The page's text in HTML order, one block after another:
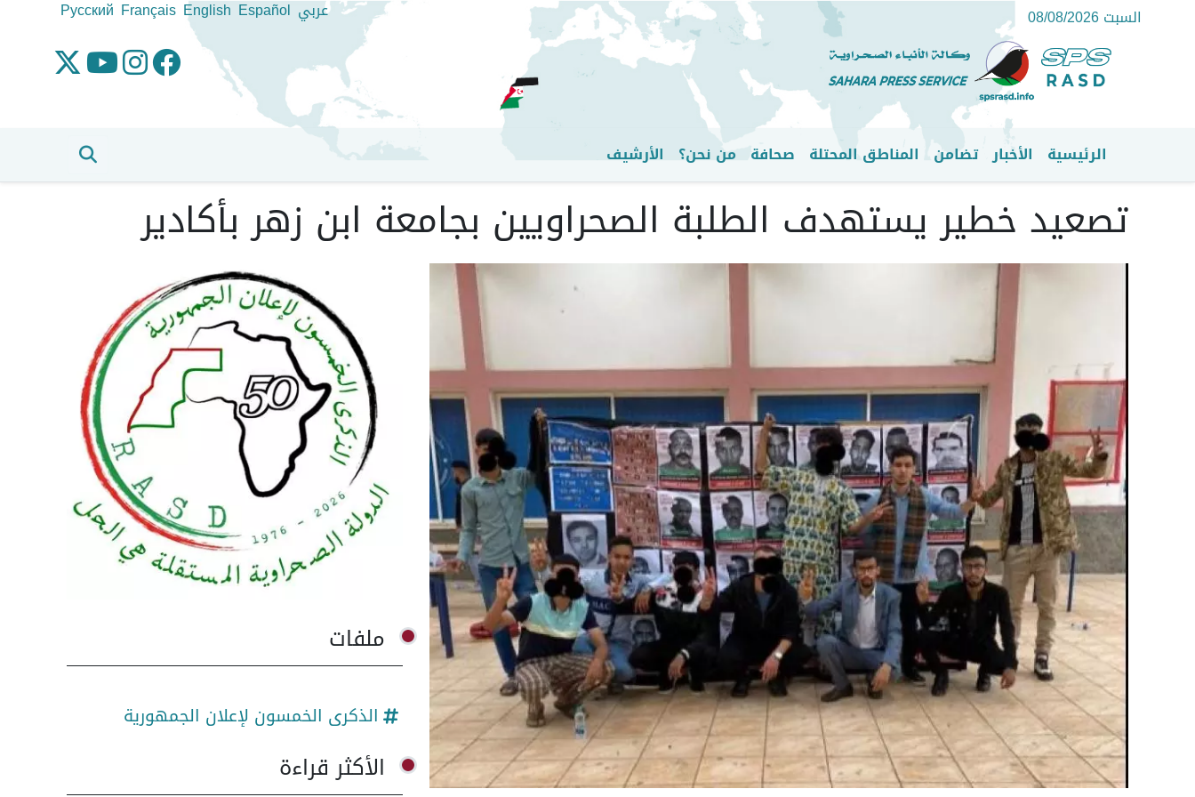
تجاوز
إلى
المحتوى
الرئيسي
السبت 08/08/2026 عربي Español
English
Français
Pусский
القائمة الرئيسية
الرئيسية الأخبار تضامن المناطق المحتلة صحافة من نحن؟ الأرشيف
تصعيد خطير يستهدف الطلبة الصحراويين بجامعة ابن زهر بأكادير
ملفات
الذكرى الخمسون لإعلان الجمهورية
الأكثر قراءة